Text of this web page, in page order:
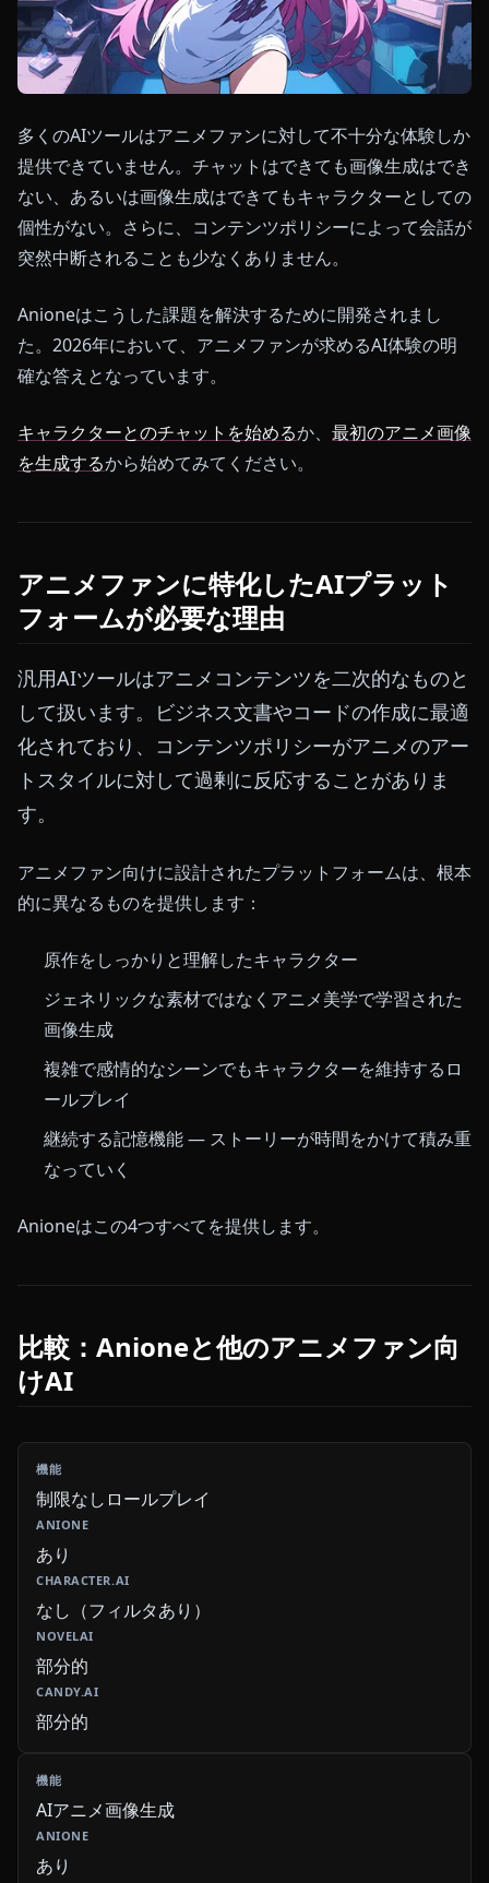
多くのAIツールはアニメファンに対して不十分な体験しか
提供できていません。チャットはできても画像生成はでき
ない、あるいは画像生成はできてもキャラクターとしての
個性がない。さらに、コンテンツポリシーによって会話が
突然中断されることも少なくありません。
Anioneはこうした課題を解決するために開発されまし
た。2026年において、アニメファンが求めるAI体験の明
確な答えとなっています。
キャラクターとのチャットを始めるか、 最初のアニメ画像
を生成するから始めてみてください。
アニメファンに特化したAIプラット
フォームが必要な理由
汎用AIツールはアニメコンテンツを二次的なものと
して扱います。ビジネス文書やコードの作成に最適
化されており、コンテンツポリシーがアニメのアー
トスタイルに対して過剰に反応することがありま
す。
アニメファン向けに設計されたプラットフォームは、根本
的に異なるものを提供します：
原作をしっかりと理解したキャラクター
ジェネリックな素材ではなくアニメ美学で学習された
画像生成
複雑で感情的なシーンでもキャラクターを維持するロ
ールプレイ
継続する記憶機能 — ストーリーが時間をかけて積み重
なっていく
Anioneはこの4つすべてを提供します。
比較：Anioneと他のアニメファン向
けAI
制限なしロールプレイ
あり
なし（フィルタあり）
部分的
部分的
AIアニメ画像生成
あり